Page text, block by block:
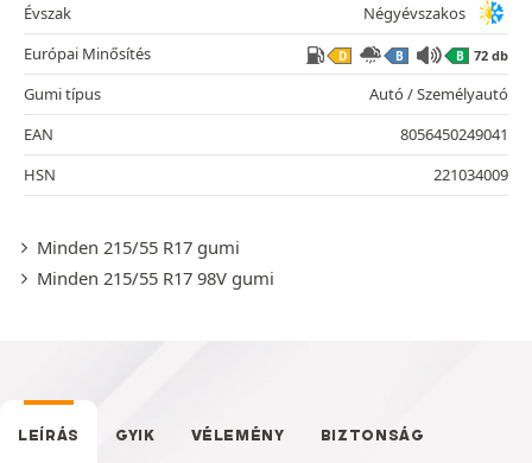
Évszak
Négyévszakos
Európai Minősítés
D B B 72 db
Gumi típus
Autó / Személyautó
EAN
8056450249041
HSN
221034009
Minden 215/55 R17 gumi
Minden 215/55 R17 98V gumi
LEÍRÁS GYIK VÉLEMÉNY BIZTONSÁG